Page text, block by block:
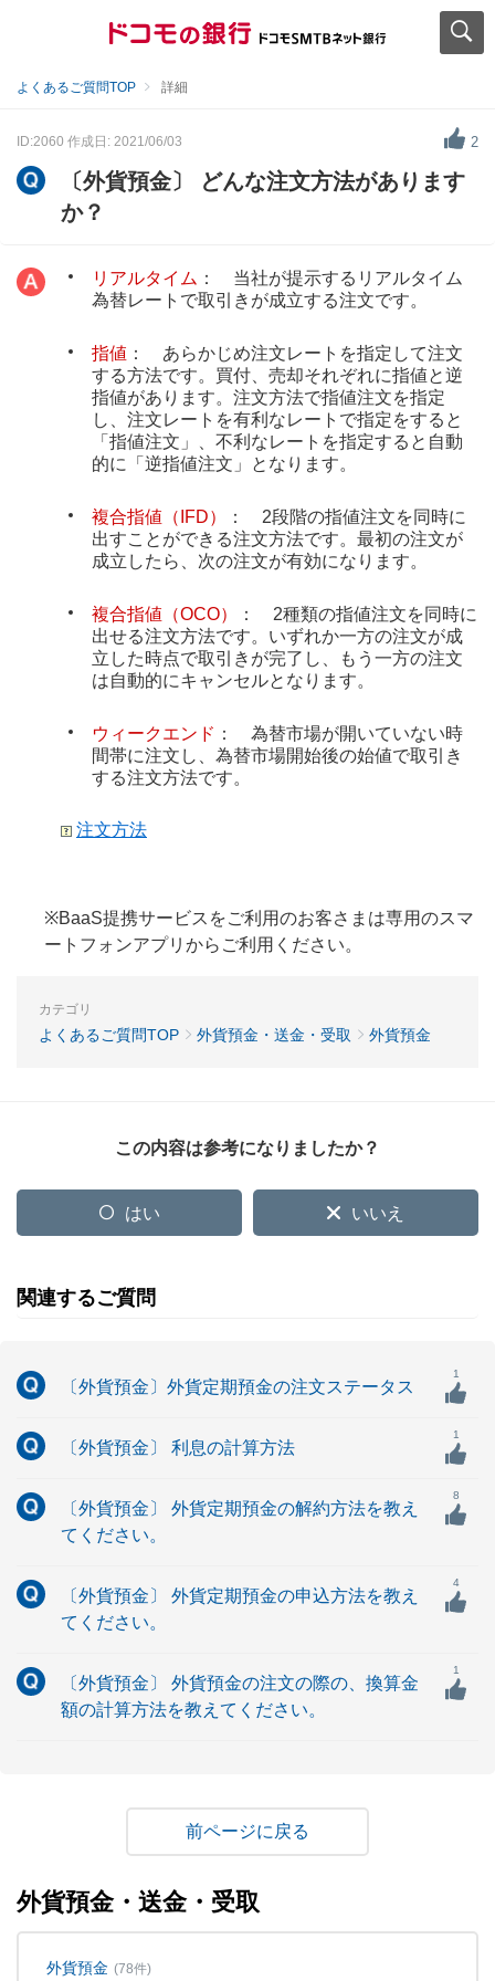
よくあるご質問TOP 詳細
ID:2060 作成日: 2021/06/03 2
〔外貨預金〕 どんな注文方法があります
か？
リアルタイム ： 当社が提示するリアルタイム
為替レートで取引きが成立する注文です。
指値 ： あらかじめ注文レートを指定して注文
する方法です。買付、売却それぞれに指値と逆
指値があります。注文方法で指値注文を指定
し、注文レートを有利なレートで指定をすると
「指値注文」、不利なレートを指定すると自動
的に「逆指値注文」となります。
複合指値（IFD）
： 2段階の指値注文を同時に
出すことができる注文方法です。最初の注文が
成立したら、次の注文が有効になります。
複合指値（OCO）
： 2種類の指値注文を同時に
出せる注文方法です。いずれか一方の注文が成
立した時点で取引きが完了し、もう一方の注文
は自動的にキャンセルとなります。
ウィークエンド ： 為替市場が開いていない時
間帯に注文し、為替市場開始後の始値で取引き
する注文方法です。
注文方法
※BaaS提携サービスをご利用のお客さまは専用のスマ
ートフォンアプリからご利用ください。
カテゴリ
よくあるご質問TOP 外貨預金・送金・受取 外貨預金
この内容は参考になりましたか？
はい いいえ
関連するご質問
〔外貨預金〕外貨定期預金の注文ステータス
1
〔外貨預金〕 利息の計算方法
1
〔外貨預金〕 外貨定期預金の解約方法を教え
てください。
8
〔外貨預金〕 外貨定期預金の申込方法を教え
てください。
4
〔外貨預金〕 外貨預金の注文の際の、換算金
額の計算方法を教えてください。
1
戻る
外貨預金・送金・受取
外貨預金 (78件)